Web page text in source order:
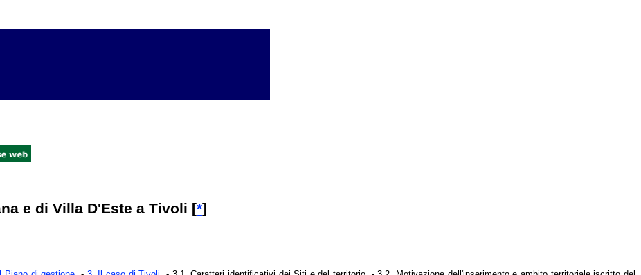
e di Villa D'Este a Tivoli [*]